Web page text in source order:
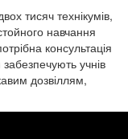
тисяч технікумів,
навчання
консультація
учнів
дозвіллям,